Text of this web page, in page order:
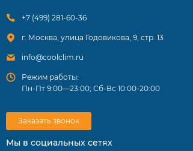
+7 (499) 281-60-36
г. Москва, улица Годовикова, 9, стр. 13
info@coolclim.ru
Режим работы:
Пн-Пт 9:00—23:00; Сб-Вс 10:00-20:00
Заказать звонок
Мы в социальных сетях